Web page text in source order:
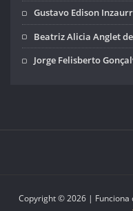
Gustavo Edison
Beatriz Alicia Anglet
Jorge Felisberto
Copyright © 2026 | Funciona